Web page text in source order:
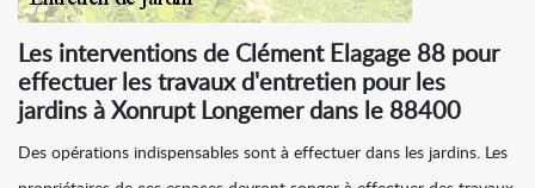
Les interventions de Clément Elagage 88 pour
effectuer les travaux d'entretien pour les
jardins à Xonrupt Longemer dans le 88400
Des opérations indispensables sont à effectuer dans les jardins. Les